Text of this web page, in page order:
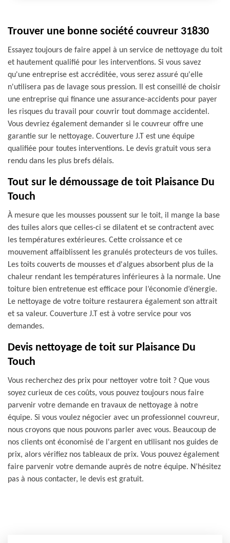
Trouver une bonne société couvreur 31830
Essayez toujours de faire appel à un service de nettoyage du toit
et hautement qualifié pour les interventions. Si vous savez
qu'une entreprise est accréditée, vous serez assuré qu'elle
n'utilisera pas de lavage sous pression. Il est conseillé de choisir
une entreprise qui finance une assurance-accidents pour payer
les risques du travail pour couvrir tout dommage accidentel.
Vous devriez également demander si le couvreur offre une
garantie sur le nettoyage. Couverture J.T est une équipe
qualifiée pour toutes interventions. Le devis gratuit vous sera
rendu dans les plus brefs délais.
Tout sur le démoussage de toit Plaisance Du
Touch
À mesure que les mousses poussent sur le toit, il mange la base
des tuiles alors que celles-ci se dilatent et se contractent avec
les températures extérieures. Cette croissance et ce
mouvement affaiblissent les granulés protecteurs de vos tuiles.
Les toits couverts de mousses et d'algues absorbent plus de la
chaleur rendant les températures inférieures à la normale. Une
toiture bien entretenue est efficace pour l’économie d’énergie.
Le nettoyage de votre toiture restaurera également son attrait
et sa valeur. Couverture J.T est à votre service pour vos
demandes.
Devis nettoyage de toit sur Plaisance Du
Touch
Vous recherchez des prix pour nettoyer votre toit ? Que vous
soyez curieux de ces coûts, vous pouvez toujours nous faire
parvenir votre demande en travaux de nettoyage à notre
équipe. Si vous voulez négocier avec un professionnel couvreur,
nous croyons que nous pouvons parler avec vous. Beaucoup de
nos clients ont économisé de l'argent en utilisant nos guides de
prix, alors vérifiez nos tableaux de prix. Vous pouvez également
faire parvenir votre demande auprès de notre équipe. N’hésitez
pas à nous contacter, le devis est gratuit.